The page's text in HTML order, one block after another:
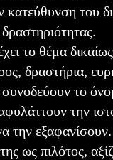
του
το θέμα
δραστήρια,
το
την
την εξαφανίσουν.
ως πιλότος,